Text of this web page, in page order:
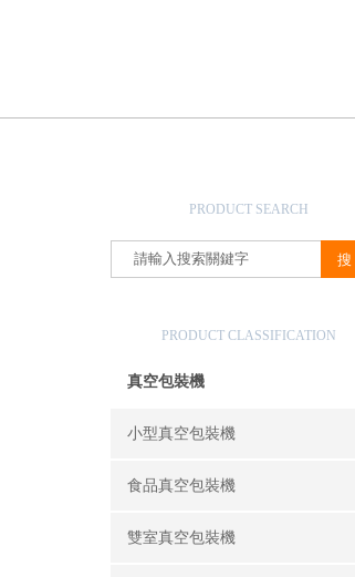
PRODUCT SEARCH
PRODUCT CLASSIFICATION
真空包裝機
小型真空包裝機
食品真空包裝機
雙室真空包裝機